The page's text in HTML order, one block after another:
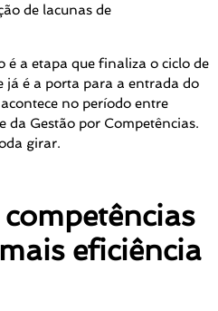
de lacunas de
a etapa que finaliza o ciclo de
já é a porta para a entrada do
no período entre
da Gestão por Competências.
girar.
eficiência